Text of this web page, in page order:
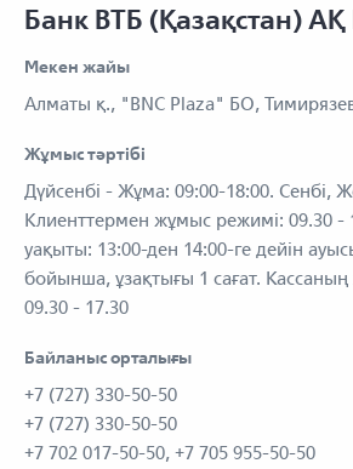
Банк ВТБ (Қазақстан)
Мекен жайы
Алматы қ., "BNC Plaza" БО, Тимирязев
Жұмыс тәртібі
Дүйсенбі - Жұма: 09:00-18:00. Сенбі,
Клиенттермен жұмыс режимі: 09.30 -
уақыты: 13:00-ден 14:00-ге дейін
бойынша, ұзақтығы 1 сағат. Кассаның
09.30 - 17.30
Байланыс орталығы
+7 (727) 330-50-50
+7 (727) 330-50-50
+7 702 017-50-50, +7 705 955-50-50